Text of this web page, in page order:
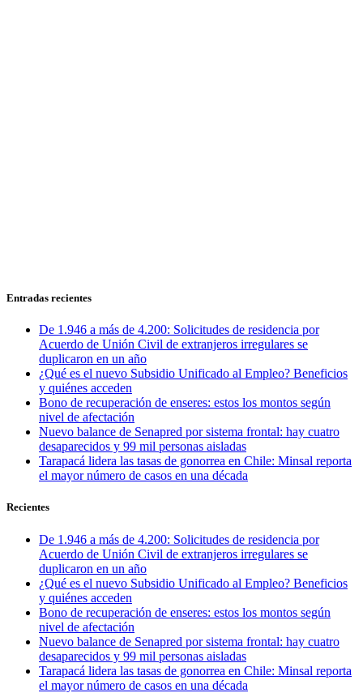
Entradas recientes
De 1.946 a más de 4.200: Solicitudes de residencia por
Acuerdo de Unión Civil de extranjeros irregulares se
duplicaron en un año
¿Qué es el nuevo Subsidio Unificado al Empleo? Beneficios
y quiénes acceden
Bono de recuperación de enseres: estos los montos según
nivel de afectación
Nuevo balance de Senapred por sistema frontal: hay cuatro
desaparecidos y 99 mil personas aisladas
Tarapacá lidera las tasas de gonorrea en Chile: Minsal reporta
el mayor número de casos en una década
Recientes
De 1.946 a más de 4.200: Solicitudes de residencia por
Acuerdo de Unión Civil de extranjeros irregulares se
duplicaron en un año
¿Qué es el nuevo Subsidio Unificado al Empleo? Beneficios
y quiénes acceden
Bono de recuperación de enseres: estos los montos según
nivel de afectación
Nuevo balance de Senapred por sistema frontal: hay cuatro
desaparecidos y 99 mil personas aisladas
Tarapacá lidera las tasas de gonorrea en Chile: Minsal reporta
el mayor número de casos en una década